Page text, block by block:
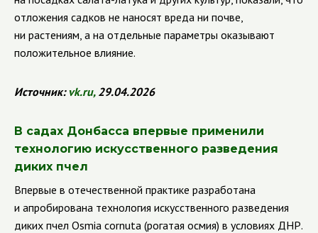
отложения садков не наносят вреда ни почве,
ни растениям, а на отдельные параметры оказывают
положительное влияние.
Источник: vk.ru,29.04.2026
В садах Донбасса впервые применили
технологию искусственного разведения
диких пчел
Впервые в отечественной практике разработана
и апробирована технология искусственного разведения
диких пчел Osmia cornuta (рогатая осмия) в условиях ДНР.